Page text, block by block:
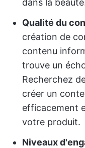
dans la
Qualité du
création de
contenu
trouve un
Recherchez
créer un
efficacement
votre produit.
Niveaux